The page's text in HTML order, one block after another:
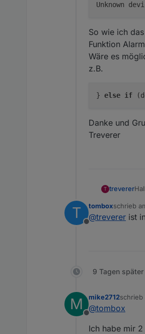
Unknown
So wie ich
Funktion
Wäre es
z.B.
} else if
Danke und
Treverer
T treverer
Im
T
Offline
tomboxschrieb
zuletzt
@treverer ist
9 Tagen später
M
Offline
mike2712schrieb
zuletzt
@tombox
Ich habe mir